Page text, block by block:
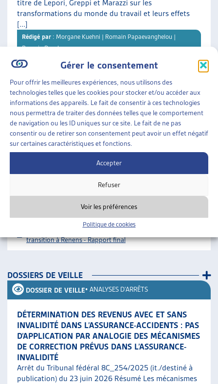
Gérer le consentement
Pour offrir les meilleures expériences, nous utilisons des
technologies telles que les cookies pour stocker et/ou accéder aux
informations des appareils. Le fait de consentir à ces technologies
nous permettra de traiter des données telles que le comportement
de navigation ou les ID uniques sur ce site. Le fait de ne pas
consentir ou de retirer son consentement peut avoir un effet négatif
sur certaines caractéristiques et fonctions.
Accepter
Refuser
Voir les préférences
Politique de cookies
titre de Lepori, Greppi et Marazzi sur les
transformations du monde du travail et leurs effets
[...]
Rédigé par : Morgane Kuehni | Romain Papaevanghelou |
Romain Descloux
Téléchargement :Dossier du mois complet
DOSSIER DU MOIS• DÉCEMBRE 2025
LE LOGEMENT DE TRANSITION : UNE « CHAMBRE
À SOI » DANS LES INTERSTICES
résidentielle un refuge et une opportunité de
différents logements de [...]
Dossier du mois complet
transition à Renens - Rapport final
DOSSIERS DE VEILLE
DOSSIER DE VEILLE• ANALYSES D'ARRÊTS
DÉTERMINATION DES REVENUS AVEC ET SANS
INVALIDITÉ DANS L’ASSURANCE-ACCIDENTS : PAS
D’APPLICATION PAR ANALOGIE DES MÉCANISMES
DE CORRECTION PRÉVUS DANS L’ASSURANCE-
INVALIDITÉ
Arrêt du Tribunal fédéral 8C_254/2025 (it./destiné à
publication) du 23 juin 2026 Résumé Les mécanismes